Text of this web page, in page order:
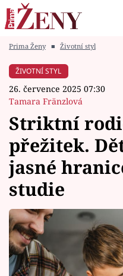
Módní alarm
Témata
Celebrity
Vztahy
Seriály
Horoskopy
Prima Ženy ■ Životní styl
ŽIVOTNÍ STYL
26. července 2025 07:30
Tamara Fränzlová
Striktní
přežitek.
jasné
studie